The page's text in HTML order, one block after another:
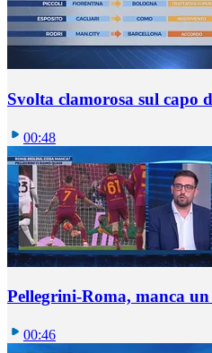
Svolta clamorosa sul capo
00:48
Pellegrini-Roma, manca
00:46